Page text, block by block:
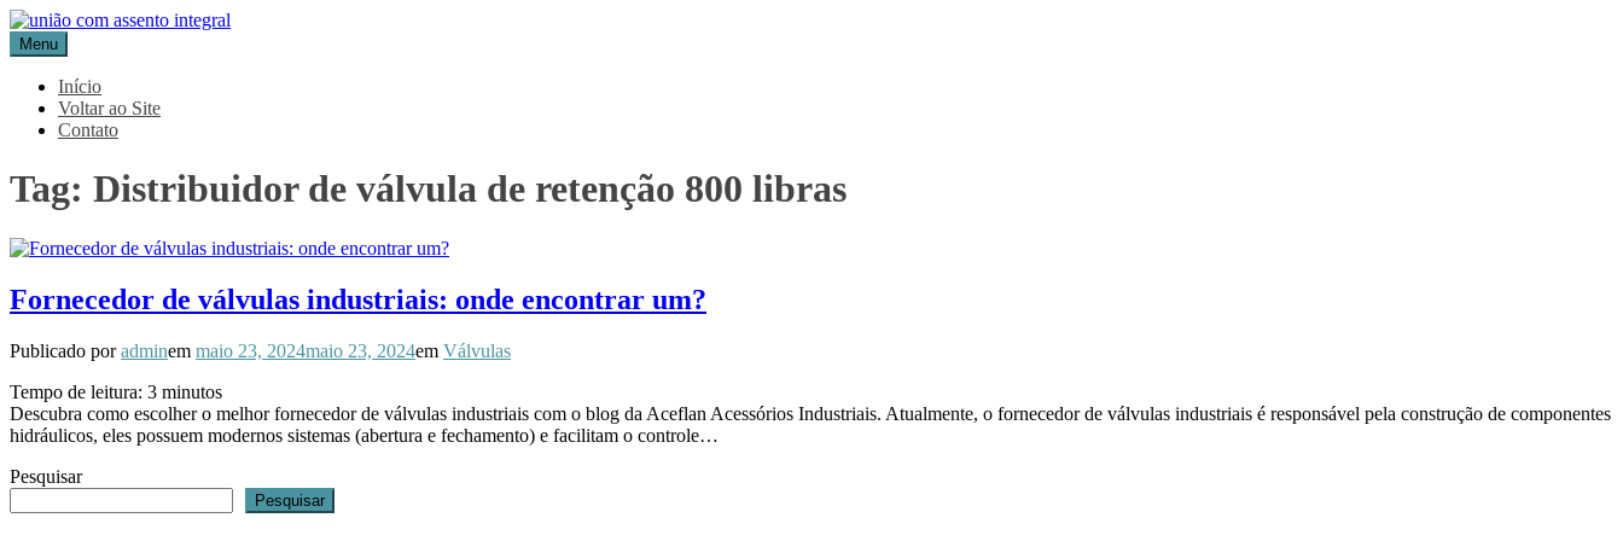
Pular
para
o
conteúdo
Blog Aceflan
Líder em Acessórios Industriais
Menu
Início
Voltar ao Site
Contato
Tag: Distribuidor de válvula de retenção 800 libras
Fornecedor de válvulas industriais: onde encontrar um?
Publicado poradminem maio 23, 2024maio 23, 2024em Válvulas
Tempo de leitura: 3 minutos
Descubra como escolher o melhor fornecedor de válvulas industriais com o blog da Aceflan Acessórios Industriais. Atualmente, o fornecedor de válvulas industriais é responsável pela construção de componentes
hidráulicos, eles possuem modernos sistemas (abertura e fechamento) e facilitam o controle…
Pesquisar
Pesquisar